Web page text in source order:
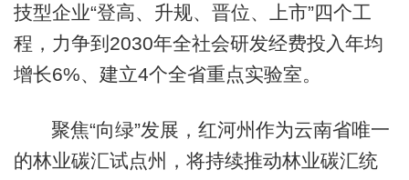
技型企业“登高、升规、晋位、上市”四个工
程，力争到2030年全社会研发经费投入年均
增长6%、建立4个全省重点实验室。
聚焦“向绿”发展，红河州作为云南省唯一
的林业碳汇试点州，将持续推动林业碳汇统